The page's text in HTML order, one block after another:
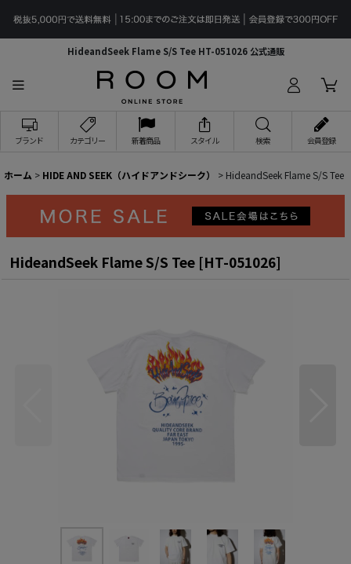
HideandSeek Flame S/S Tee HT-051026 公式通販
ブランド カテゴリー 新着商品 スタイル 検索 会員登録
ホーム > HIDE AND SEEK（ハイドアンドシーク） > HideandSeek Flame S/S Tee
HideandSeek Flame S/S Tee [HT-051026]